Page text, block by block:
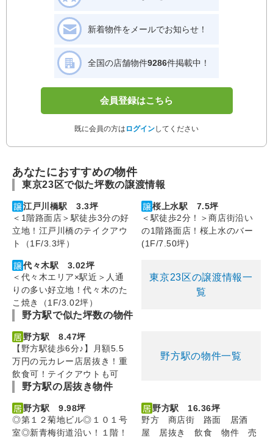
新着物件をメールでお知らせ！
全国の店舗物件9286件掲載中！
会員登録はこちら
既に会員の方は ログインしてください
あなたにおすすめの物件
東京23区で似た坪数の譲渡情報
江戸川橋駅 3.3坪
＜1階路面店＞駅徒歩3分の好
立地！江戸川橋のテイクアウ
ト（1F/3.3坪）
桜上水駅 7.5坪
＜駅徒歩2分！＞商店街沿い
の1階路面店！桜上水のバー
(1F/7.50坪)
代々木駅 3.02坪
＜代々木エリア×駅近＞人通
りの多い好立地！代々木のた
こ焼き（1F/3.02坪）
東京23区の譲渡情報一
覧
野方駅で似た坪数の物件
野方駅 8.47坪
【野方駅徒歩6分♪】月額5.5
万円の元カレー店居抜き！重
飲食可！テイクアウトも可
野方駅の物件一覧
野方駅の居抜き物件
野方駅 9.98坪
◎第１２菊地ビル◎１０１号
室◎新青梅街道沿い！１階！
野方駅 16.36坪
野方 商店街 路面 居酒
屋 居抜き 飲食 物件 売